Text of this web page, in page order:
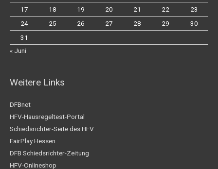
17
18 19 20 21 22
23
24
25 26 27 28 29
30
31
« Juni
Weitere Links
DFBnet
HFV-Hausregeltest-Portal
Schiedsrichter-Seite des HFV
FairPlay Hessen
DFB Schiedsrichter-Zeitung
HFV-Onlineshop